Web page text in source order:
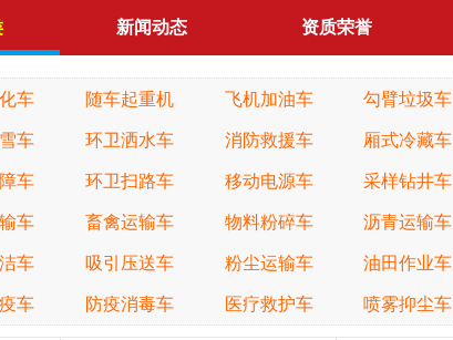
新闻动态 资质荣誉
车 随车起重机 飞机加油车 勾臂垃圾车
车 环卫洒水车 消防救援车 厢式冷藏车
车 环卫扫路车 移动电源车 采样钻井车
车 畜禽运输车 物料粉碎车 沥青运输车
车 吸引压送车 粉尘运输车 油田作业车
车 防疫消毒车 医疗救护车 喷雾抑尘车